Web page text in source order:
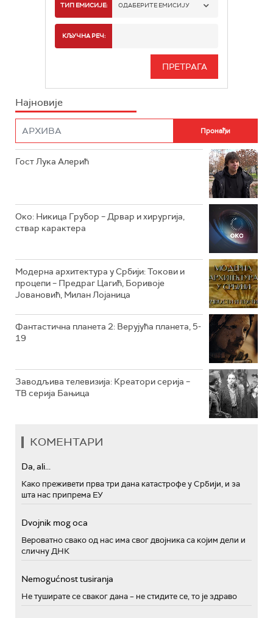
РТС 1
РТС 3
РТС КОЛО
ТИП ЕМИСИЈЕ: ОДАБЕРИТЕ ЕМИСИЈУ
ИНФО
КЉУЧНА РЕЧ:
Најновије
Гост Лука Алерић
Око: Никица Грубор – Дрвар и хирургија,
ствар карактера
Модерна архитектура у Србији: Токови и
процепи – Предраг Цагић, Боривоје
Јовановић, Милан Лојаница
Фантастична планета 2: Верујућа планета, 5-
19
Заводљива телевизија: Креатори серија –
ТВ серија Бањица
КОМЕНТАРИ
Da, ali...
Како преживети прва три дана катастрофе у Србији, и за
шта нас припрема ЕУ
Dvojnik mog oca
Вероватно свако од нас има свог двојника са којим дели и
сличну ДНК
Nemogućnost tusiranja
Не туширате се сваког дана – не стидите се, то је здраво